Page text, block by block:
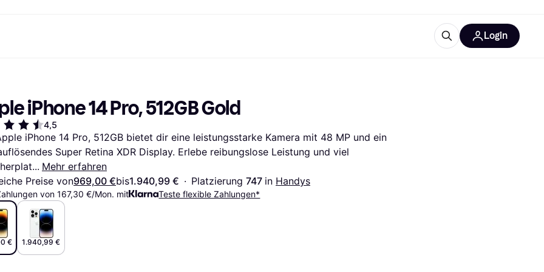
Shops entdecken
Mitgliedschaft
Freund:innen einladen
Klarna Card
Kreditkarte
Flexkonto
Festgeld
Schönheit & Gesundheit
Bekleidung & Accessoires
Spielzeug & Hobbys
Möbel & Haushalt
TV & Audio
Sport & Freizeit
Computer
Renovierung & Bau
Mobilgeräte & Wearables
Kinder & Familie
Garten & Außenbereich
Küchengeräte
Bücher, Filme & Musik
Alle Kategorien
Login
iPhone 14 Pro, 512GB Gold
4,5
iPhone 14 Pro, 512GB bietet dir eine leistungsstarke Kamera mit 48 MP und ein
Super Retina XDR Display. Erlebe reibungslose Leistung und viel
Mehr erfahren
Preise von969,00 €bis1.940,99 € · Platzierung 747 in Handys
von 167,30 €/Mon. mit Teste flexible Zahlungen*
€ 1.940,99 €